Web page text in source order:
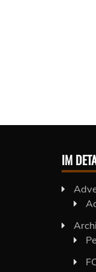
IM